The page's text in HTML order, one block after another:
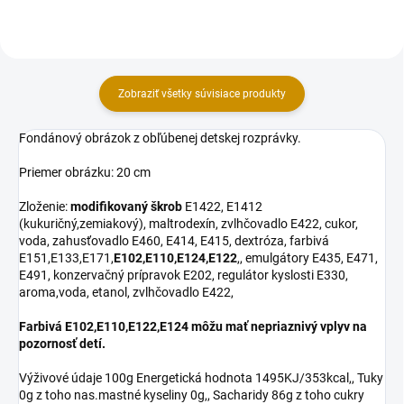
Zobraziť všetky súvisiace produkty
Fondánový obrázok z obľúbenej detskej rozprávky.
Priemer obrázku: 20 cm
Zloženie:modifikovaný škrob E1422, E1412
(kukuričný,zemiakový), maltrodexín, zvlhčovadlo E422, cukor,
voda, zahusťovadlo E460, E414, E415, dextróza, farbivá
E151,E133,E171,E102,E110,E124,E122,, emulgátory E435, E471,
E491, konzervačný prípravok E202, regulátor kyslosti E330,
aroma,voda, etanol, zvlhčovadlo E422,
Farbivá E102,E110,E122,E124 môžu mať nepriaznivý vplyv na
pozornosť detí.
Výživové údaje 100g Energetická hodnota 1495KJ/353kcal,, Tuky
0g z toho nas.mastné kyseliny 0g,, Sacharidy 86g z toho cukry